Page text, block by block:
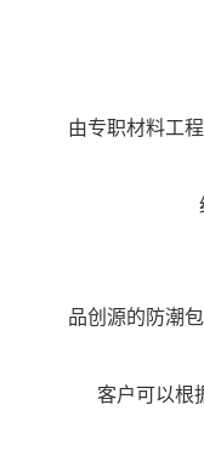
由专职材料工
品创源的防潮
客户可以根